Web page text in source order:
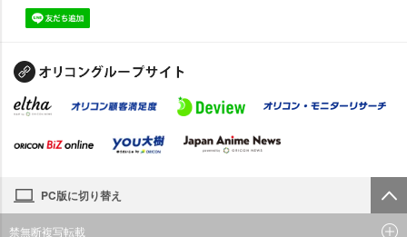
PC版に切り替え
禁無断複写転載